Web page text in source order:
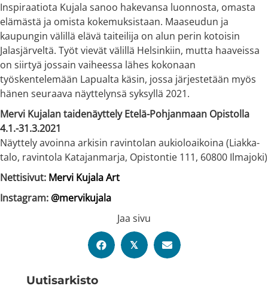
Uutis­arkisto
Inspiraatiota Kujala sanoo hakevansa luonnosta, omasta
elämästä ja omista kokemuksistaan. Maaseudun ja
kaupungin välillä elävä taiteilija on alun perin kotoisin
Jalasjärveltä. Työt vievät välillä Helsinkiin, mutta haaveissa
on siirtyä jossain vaiheessa lähes kokonaan
työskentelemään Lapualta käsin, jossa järjestetään myös
hänen seuraava näyttelynsä syksyllä 2021.
Mervi Kujalan taidenäyttely Etelä-Pohjanmaan Opistolla
4.1.-31.3.2021
Näyttely avoinna arkisin ravintolan aukioloaikoina (Liakka-
talo, ravintola Katajanmarja, Opistontie 111, 60800 Ilmajoki)
Nettisivut: Mervi Kujala Art
Instagram: @mervikujala
Jaa sivu
𝕏